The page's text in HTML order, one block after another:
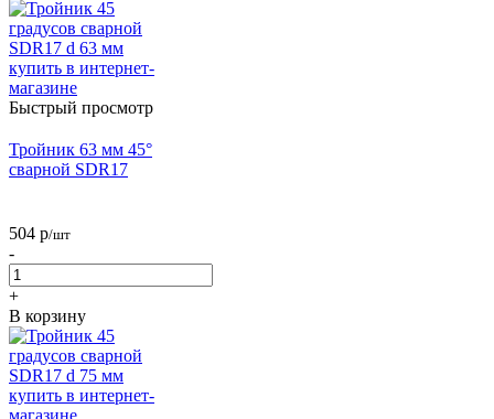
Быстрый просмотр
Тройник 63 мм 45°
сварной SDR17
504 р/шт
-
+
В корзину